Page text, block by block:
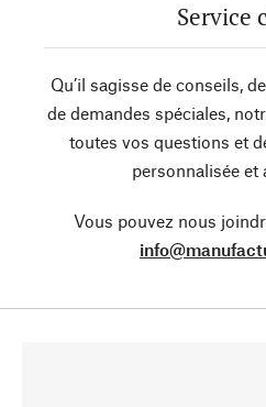
Service
Qu’il sagisse de conseils,
de demandes spéciales,
toutes vos questions et
personnalisée et
Vous pouvez nous